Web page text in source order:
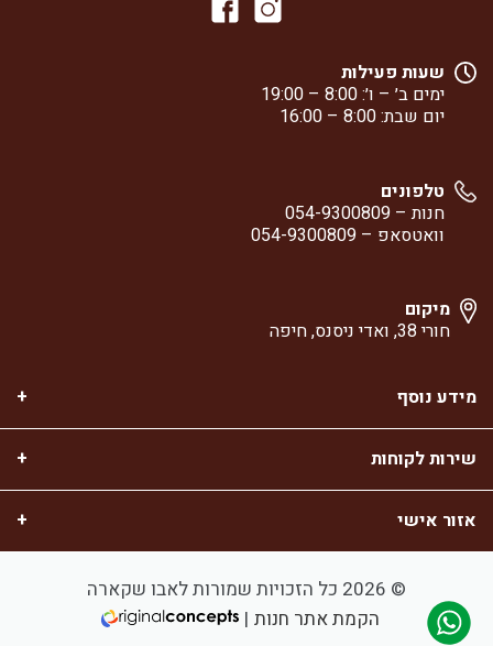
שעות פעילות
ימים ב׳ – ו׳: 8:00 – 19:00
יום שבת: 8:00 – 16:00
טלפונים
חנות – 054-9300809
וואטסאפ – 054-9300809
מיקום
חורי 38, ואדי ניסנס, חיפה
מידע נוסף
שירות לקוחות
אזור אישי
© 2026 כל הזכויות שמורות לאבו שקארה
הקמת אתר חנות |